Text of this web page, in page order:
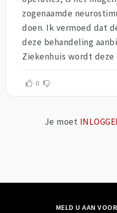
zogenaamde
doen. Ik vermoed dat
deze behandeling
Ziekenhuis wordt deze
0
Je moet
MELD U AAN